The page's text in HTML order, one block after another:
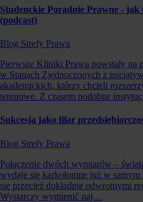
Studenckie Poradnie Prawne - jak
(podcast)
Blog Strefy Prawa
Pierwsze Kliniki Prawa powstały
w Stanach Zjednoczonych z
akademickich, którzy chcieli
terenowe. Z czasem podobne
Sukcesja jako filar
Blog Strefy Prawa
Połączenie dwóch wymiarów –
wydaje się karkołomne już w samym
się przecież dokładnie odwrotnymi
Wystarczy wymienić naj…